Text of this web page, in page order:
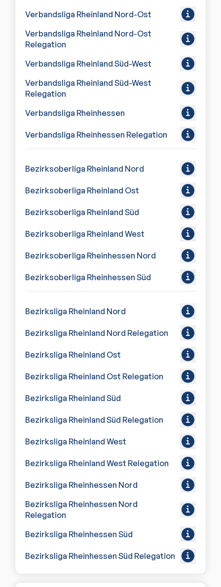
Verbandsliga Rheinland Nord-Ost
Verbandsliga Rheinland Nord-Ost
Relegation
Verbandsliga Rheinland Süd-West
Verbandsliga Rheinland Süd-West
Relegation
Verbandsliga Rheinhessen
Verbandsliga Rheinhessen Relegation
Bezirksoberliga Rheinland Nord
Bezirksoberliga Rheinland Ost
Bezirksoberliga Rheinland Süd
Bezirksoberliga Rheinland West
Bezirksoberliga Rheinhessen Nord
Bezirksoberliga Rheinhessen Süd
Bezirksliga Rheinland Nord
Bezirksliga Rheinland Nord Relegation
Bezirksliga Rheinland Ost
Bezirksliga Rheinland Ost Relegation
Bezirksliga Rheinland Süd
Bezirksliga Rheinland Süd Relegation
Bezirksliga Rheinland West
Bezirksliga Rheinland West Relegation
Bezirksliga Rheinhessen Nord
Bezirksliga Rheinhessen Nord
Relegation
Bezirksliga Rheinhessen Süd
Bezirksliga Rheinhessen Süd Relegation